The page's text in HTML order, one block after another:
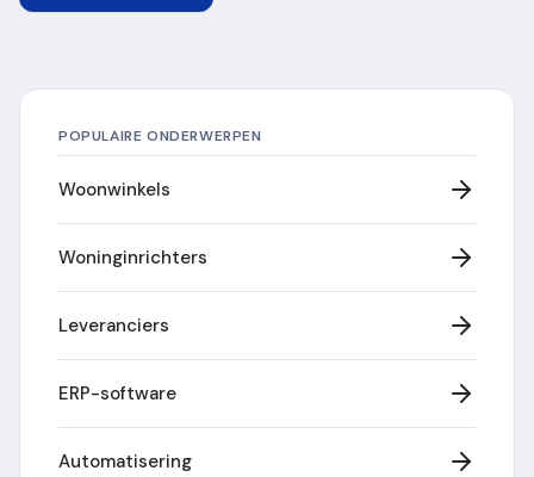
POPULAIRE ONDERWERPEN
Woonwinkels
Woninginrichters
Leveranciers
ERP-software
Automatisering